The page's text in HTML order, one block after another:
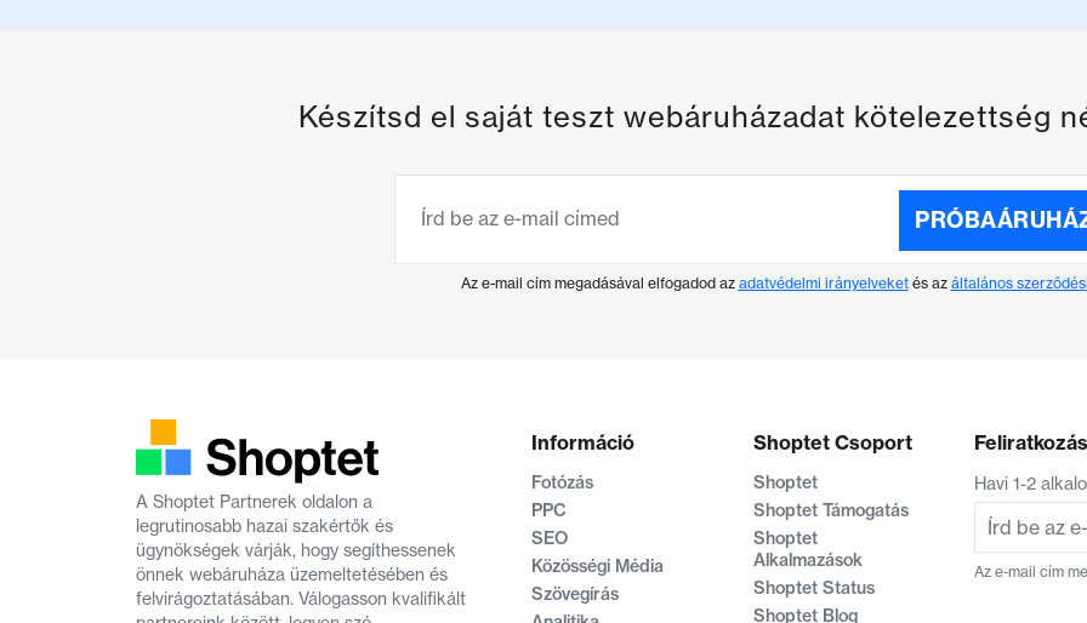
Készítsd el saját teszt webáruházadat kötelezettség
Az e-mail cím megadásával elfogadod az adatvédelmi irányelveketés az általános
A Shoptet Partnerek oldalon a
legrutinosabb hazai szakértők és
ügynökségek várják, hogy segíthessenek
önnek webáruháza üzemeltetésében és
felvirágoztatásában. Válogasson kvalifikált
Információ
Fotózás
PPC
SEO
Közösségi Média
Szövegírás
Shoptet Csoport
Shoptet
Shoptet Támogatás
Shoptet
Alkalmazások
Shoptet Status
Shoptet Blog
Havi 1-2
Az e-mail cím